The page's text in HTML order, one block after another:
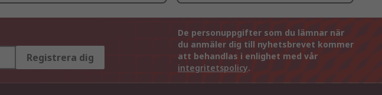
Registrera dig
De personuppgifter som du lämnar när
du anmäler dig till nyhetsbrevet kommer
att behandlas i enlighet med vår
integritetspolicy.